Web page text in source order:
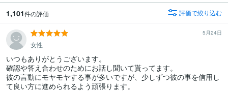
1,101件の評価 評価で絞り込む
5月24日
女性
いつもありがとうございます。
確認や答え合わせのためにお話し聞いて貰ってます。
彼の言動にモヤモヤする事が多いですが、少しずつ彼の事を信用し
て良い方に進められるよう頑張ります。